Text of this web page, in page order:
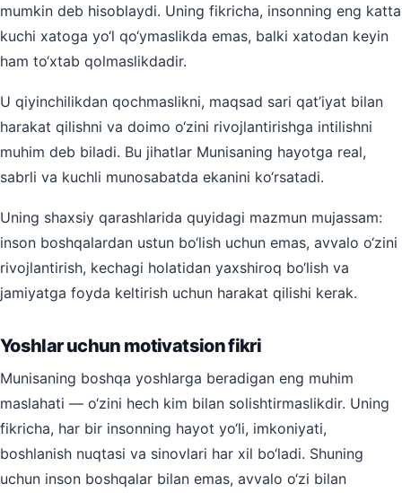
mumkin deb hisoblaydi. Uning fikricha, insonning eng katta
kuchi xatoga yo‘l qo‘ymaslikda emas, balki xatodan keyin
ham to‘xtab qolmaslikdadir.
U qiyinchilikdan qochmaslikni, maqsad sari qat’iyat bilan
harakat qilishni va doimo o‘zini rivojlantirishga intilishni
muhim deb biladi. Bu jihatlar Munisaning hayotga real,
sabrli va kuchli munosabatda ekanini ko‘rsatadi.
Uning shaxsiy qarashlarida quyidagi mazmun mujassam:
inson boshqalardan ustun bo‘lish uchun emas, avvalo o‘zini
rivojlantirish, kechagi holatidan yaxshiroq bo‘lish va
jamiyatga foyda keltirish uchun harakat qilishi kerak.
Yoshlar uchun motivatsion fikri
Munisaning boshqa yoshlarga beradigan eng muhim
maslahati — o‘zini hech kim bilan solishtirmaslikdir. Uning
fikricha, har bir insonning hayot yo‘li, imkoniyati,
boshlanish nuqtasi va sinovlari har xil bo‘ladi. Shuning
uchun inson boshqalar bilan emas, avvalo o‘zi bilan